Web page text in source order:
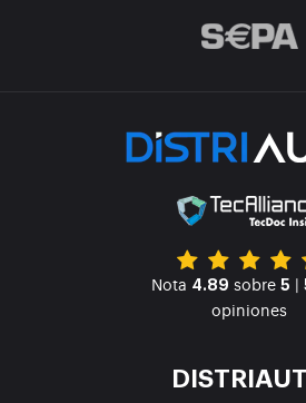
Nota 4.89 sobre 5 |
opiniones